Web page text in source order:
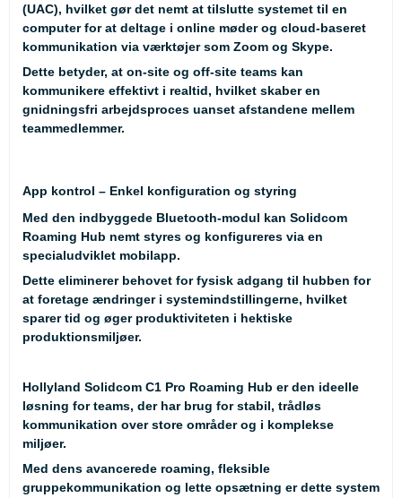
(UAC), hvilket gør det nemt at tilslutte systemet til en
computer for at deltage i online møder og cloud-baseret
kommunikation via værktøjer som Zoom og Skype.
Dette betyder, at on-site og off-site teams kan
kommunikere effektivt i realtid, hvilket skaber en
gnidningsfri arbejdsproces uanset afstandene mellem
teammedlemmer.
App kontrol – Enkel konfiguration og styring
Med den indbyggede Bluetooth-modul kan Solidcom
Roaming Hub nemt styres og konfigureres via en
specialudviklet mobilapp.
Dette eliminerer behovet for fysisk adgang til hubben for
at foretage ændringer i systemindstillingerne, hvilket
sparer tid og øger produktiviteten i hektiske
produktionsmiljøer.
Hollyland Solidcom C1 Pro Roaming Hub er den ideelle
løsning for teams, der har brug for stabil, trådløs
kommunikation over store områder og i komplekse
miljøer.
Med dens avancerede roaming, fleksible
gruppekommunikation og lette opsætning er dette system